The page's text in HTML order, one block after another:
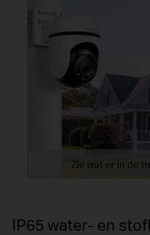
Zie wat er in de
IP65 water- en